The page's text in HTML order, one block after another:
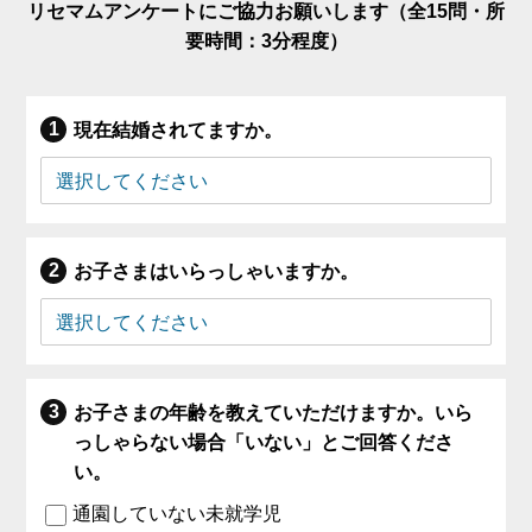
リセマムアンケートにご協力お願いします（全15問・所
要時間：3分程度）
現在結婚されてますか。
お子さまはいらっしゃいますか。
お子さまの年齢を教えていただけますか。いら
っしゃらない場合「いない」とご回答くださ
い。
通園していない未就学児